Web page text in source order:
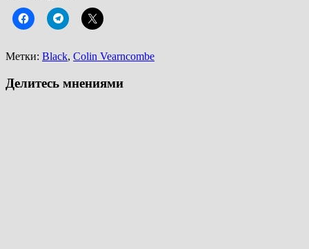
Метки: Black, Colin Vearncombe
Делитесь мнениями